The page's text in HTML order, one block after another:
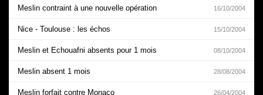
Meslin contraint à une nouvelle opération 16/10/2004
Nice - Toulouse : les échos 15/10/2004
Meslin et Echouafni absents pour 1 mois 08/10/2004
Meslin absent 1 mois 28/08/2004
Meslin forfait contre Monaco 26/04/2004